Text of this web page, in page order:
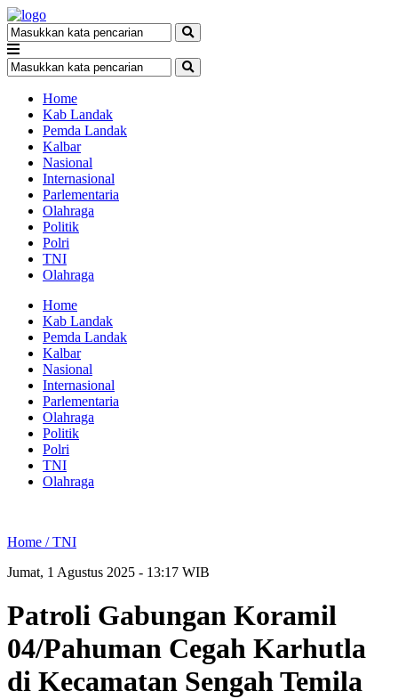
Home
Kab Landak
Pemda Landak
Kalbar
Nasional
Internasional
Parlementaria
Olahraga
Politik
Polri
TNI
Olahraga
Home
Kab Landak
Pemda Landak
Kalbar
Nasional
Internasional
Parlementaria
Olahraga
Politik
Polri
TNI
Olahraga
Home /TNI
Jumat, 1 Agustus 2025 - 13:17 WIB
Patroli Gabungan Koramil
04/Pahuman Cegah Karhutla
di Kecamatan Sengah Temila